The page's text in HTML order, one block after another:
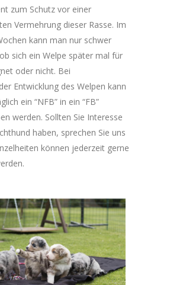
zum Schutz vor einer
Vermehrung dieser Rasse. Im
kann man nur schwer
sich ein Welpe später mal für
oder nicht. Bei
Entwicklung des Welpen kann
ein “NFB” in ein “FB”
werden. Sollten Sie Interesse
haben, sprechen Sie uns
können jederzeit gerne